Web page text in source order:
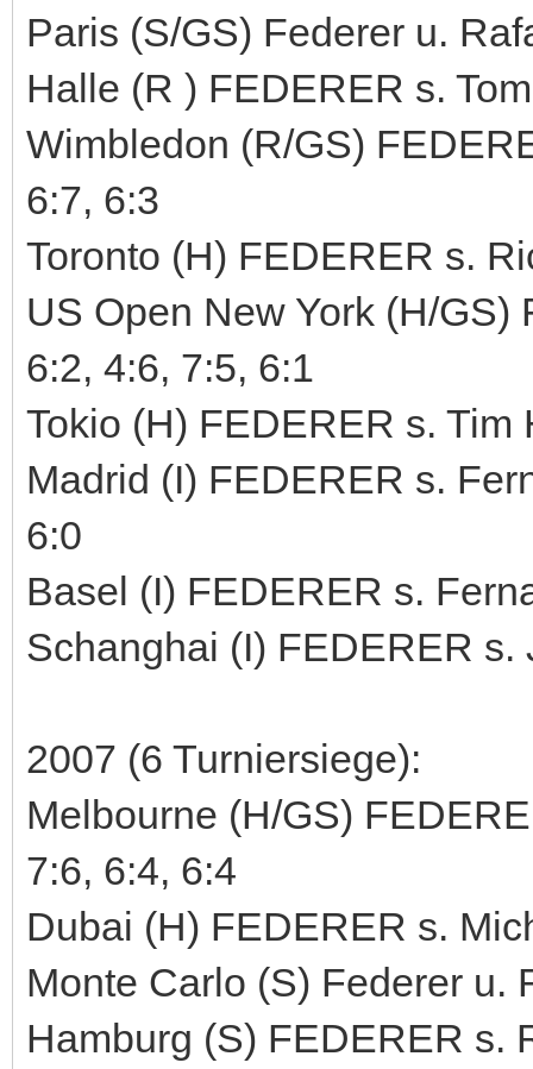
Paris (S/GS) Federer u.
Halle (R ) FEDERER s.
Wimbledon (R/GS)
6:7, 6:3
Toronto (H) FEDERER s.
US Open New York (H/
6:2, 4:6, 7:5, 6:1
Tokio (H) FEDERER s. Tim
Madrid (I) FEDERER s.
6:0
Basel (I) FEDERER s.
Schanghai (I) FEDERER
2007 (6 Turniersiege):
Melbourne (H/GS)
7:6, 6:4, 6:4
Dubai (H) FEDERER s.
Monte Carlo (S) Federer u.
Hamburg (S) FEDERER s.